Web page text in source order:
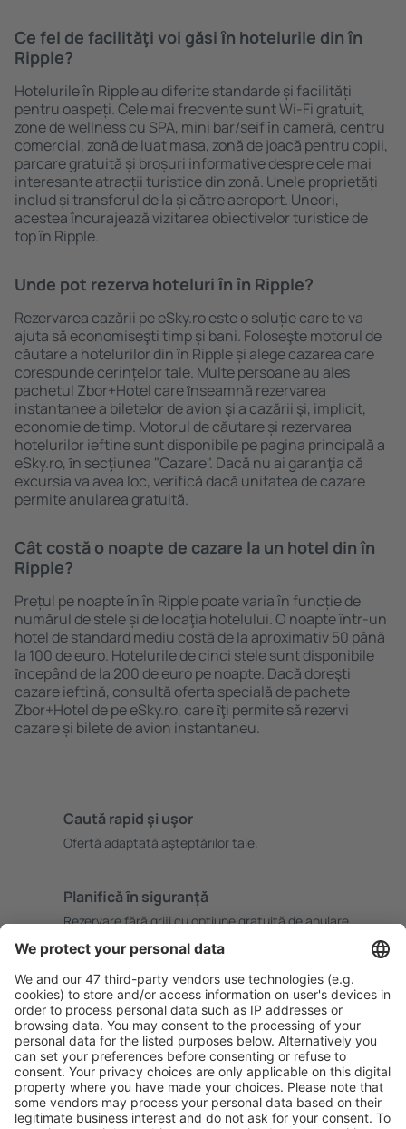
Ce fel de facilităţi voi găsi ȋn hotelurile din în
Ripple?
Hotelurile în Ripple au diferite standarde și facilități
pentru oaspeți. Cele mai frecvente sunt Wi-Fi gratuit,
zone de wellness cu SPA, mini bar/seif în cameră, centru
comercial, zonă de luat masa, zonă de joacă pentru copii,
parcare gratuită și broșuri informative despre cele mai
interesante atracții turistice din zonă. Unele proprietăți
includ și transferul de la și către aeroport. Uneori,
acestea încurajează vizitarea obiectivelor turistice de
top în Ripple.
Unde pot rezerva hoteluri ȋn în Ripple?
Rezervarea cazării pe eSky.ro este o soluție care te va
ajuta să economiseşti timp și bani. Foloseşte motorul de
căutare a hotelurilor din în Ripple și alege cazarea care
corespunde cerințelor tale. Multe persoane au ales
pachetul Zbor+Hotel care ȋnseamnă rezervarea
instantanee a biletelor de avion şi a cazării şi, implicit,
economie de timp. Motorul de căutare și rezervarea
hotelurilor ieftine sunt disponibile pe pagina principală a
eSky.ro, ȋn secţiunea "Cazare". Dacă nu ai garanţia că
excursia va avea loc, verifică dacă unitatea de cazare
permite anularea gratuită.
Cât costă o noapte de cazare la un hotel din în
Ripple?
Prețul pe noapte în în Ripple poate varia în funcție de
numărul de stele și de locaţia hotelului. O noapte într-un
hotel de standard mediu costă de la aproximativ 50 până
la 100 de euro. Hotelurile de cinci stele sunt disponibile
ȋncepând de la 200 de euro pe noapte. Dacă doreşti
cazare ieftină, consultă oferta specială de pachete
Zbor+Hotel de pe eSky.ro, care ȋţi permite să rezervi
cazare și bilete de avion instantaneu.
Caută rapid şi uşor
Ofertă adaptată aşteptărilor tale.
Planifică ȋn siguranţă
Rezervare fără griji cu opțiune gratuită de anulare.
Economiseşte mai mult
Prețuri atractive și oferte speciale pentru utilizatorii
conectați.
Cazarea preferată
Alege din peste 1,3 mil. de opţiuni: hoteluri, cabane,
apartamente și altele.